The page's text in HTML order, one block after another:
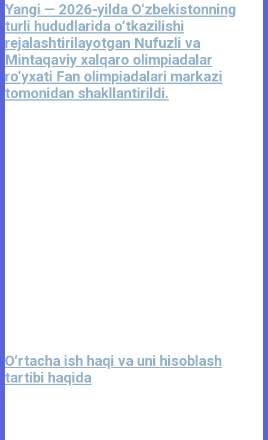
Yangi — 2026-yilda O‘zbekistonning
turli hududlarida o‘tkazilishi
rejalashtirilayotgan Nufuzli va
Mintaqaviy xalqaro olimpiadalar
ro‘yxati Fan olimpiadalari markazi
tomonidan shakllantirildi.
O‘rtacha ish haqi va uni hisoblash
tartibi haqida